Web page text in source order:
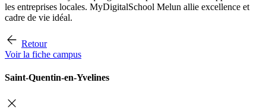
les entreprises locales. MyDigitalSchool Melun allie excellence et
cadre de vie idéal.
Retour
Voir la fiche campus
Saint-Quentin-en-Yvelines